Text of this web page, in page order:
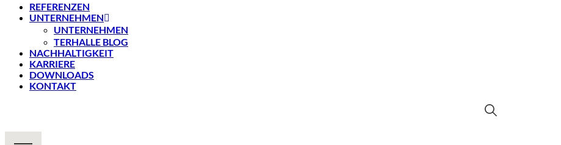
REFERENZEN
UNTERNEHMEN
UNTERNEHMEN
TERHALLE BLOG
NACHHALTIGKEIT
KARRIERE
DOWNLOADS
KONTAKT